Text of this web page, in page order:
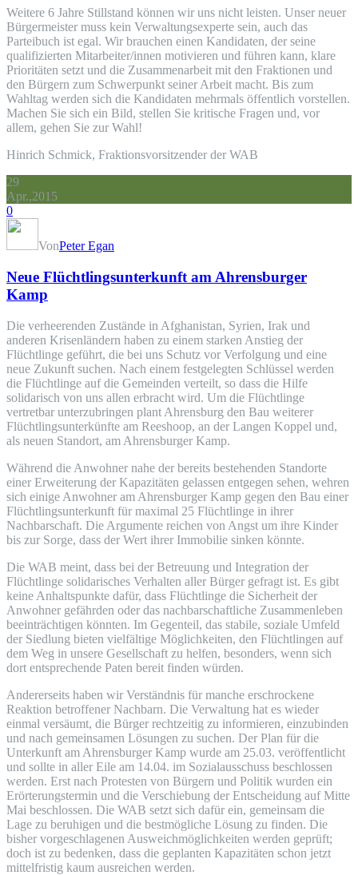
Weitere 6 Jahre Stillstand können wir uns nicht leisten. Unser neuer
Bürgermeister muss kein Verwaltungsexperte sein, auch das
Parteibuch ist egal. Wir brauchen einen Kandidaten, der seine
qualifizierten Mitarbeiter/innen motivieren und führen kann, klare
Prioritäten setzt und die Zusammenarbeit mit den Fraktionen und
den Bürgern zum Schwerpunkt seiner Arbeit macht. Bis zum
Wahltag werden sich die Kandidaten mehrmals öffentlich vorstellen.
Machen Sie sich ein Bild, stellen Sie kritische Fragen und, vor
allem, gehen Sie zur Wahl!
Hinrich Schmick, Fraktionsvorsitzender der WAB
29
Apr.,2015
0
VonPeter Egan
Neue Flüchtlingsunterkunft am Ahrensburger
Kamp
Die verheerenden Zustände in Afghanistan, Syrien, Irak und
anderen Krisenländern haben zu einem starken Anstieg der
Flüchtlinge geführt, die bei uns Schutz vor Verfolgung und eine
neue Zukunft suchen. Nach einem festgelegten Schlüssel werden
die Flüchtlinge auf die Gemeinden verteilt, so dass die Hilfe
solidarisch von uns allen erbracht wird. Um die Flüchtlinge
vertretbar unterzubringen plant Ahrensburg den Bau weiterer
Flüchtlingsunterkünfte am Reeshoop, an der Langen Koppel und,
als neuen Standort, am Ahrensburger Kamp.
Während die Anwohner nahe der bereits bestehenden Standorte
einer Erweiterung der Kapazitäten gelassen entgegen sehen, wehren
sich einige Anwohner am Ahrensburger Kamp gegen den Bau einer
Flüchtlingsunterkunft für maximal 25 Flüchtlinge in ihrer
Nachbarschaft. Die Argumente reichen von Angst um ihre Kinder
bis zur Sorge, dass der Wert ihrer Immobilie sinken könnte.
Die WAB meint, dass bei der Betreuung und Integration der
Flüchtlinge solidarisches Verhalten aller Bürger gefragt ist. Es gibt
keine Anhaltspunkte dafür, dass Flüchtlinge die Sicherheit der
Anwohner gefährden oder das nachbarschaftliche Zusammenleben
beeinträchtigen könnten. Im Gegenteil, das stabile, soziale Umfeld
der Siedlung bieten vielfältige Möglichkeiten, den Flüchtlingen auf
dem Weg in unsere Gesellschaft zu helfen, besonders, wenn sich
dort entsprechende Paten bereit finden würden.
Andererseits haben wir Verständnis für manche erschrockene
Reaktion betroffener Nachbarn. Die Verwaltung hat es wieder
einmal versäumt, die Bürger rechtzeitig zu informieren, einzubinden
und nach gemeinsamen Lösungen zu suchen. Der Plan für die
Unterkunft am Ahrensburger Kamp wurde am 25.03. veröffentlicht
und sollte in aller Eile am 14.04. im Sozialausschuss beschlossen
werden. Erst nach Protesten von Bürgern und Politik wurden ein
Erörterungstermin und die Verschiebung der Entscheidung auf Mitte
Mai beschlossen. Die WAB setzt sich dafür ein, gemeinsam die
Lage zu beruhigen und die bestmögliche Lösung zu finden. Die
bisher vorgeschlagenen Ausweichmöglichkeiten werden geprüft;
doch ist zu bedenken, dass die geplanten Kapazitäten schon jetzt
mittelfristig kaum ausreichen werden.